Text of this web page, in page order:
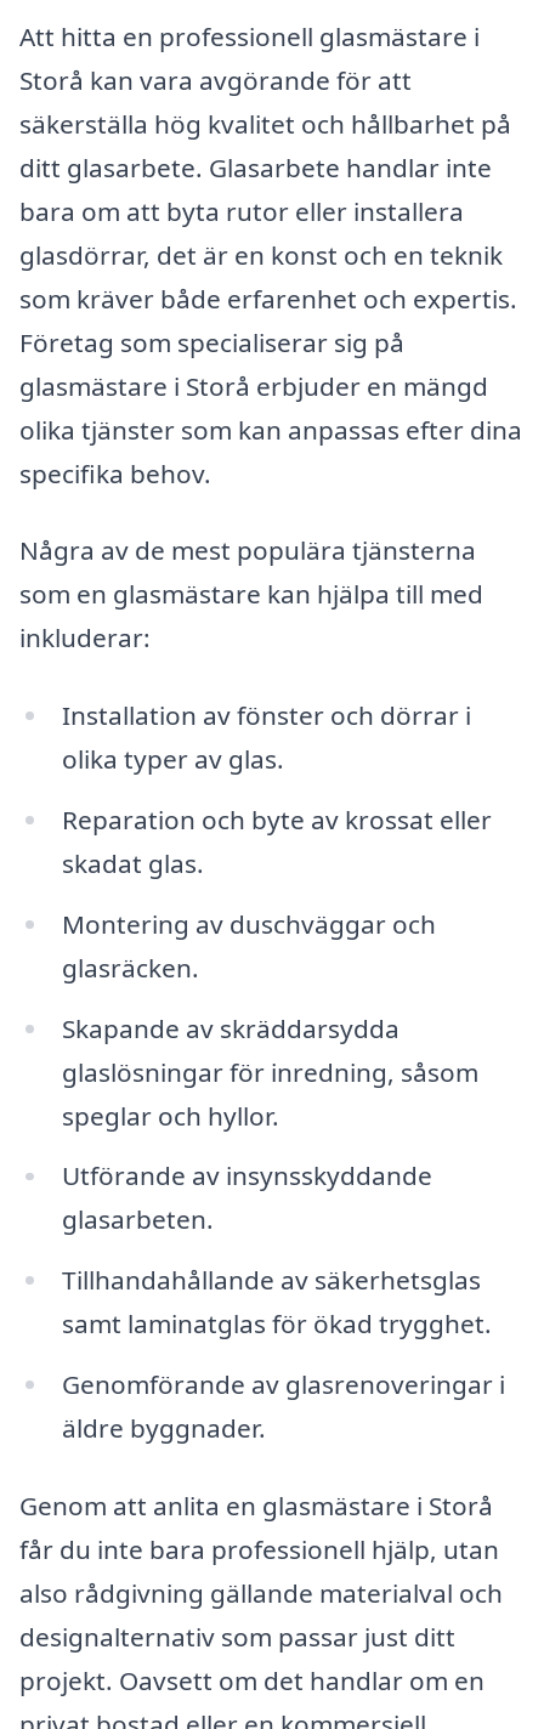
Att hitta en professionell glasmästare i
Storå kan vara avgörande för att
säkerställa hög kvalitet och hållbarhet på
ditt glasarbete. Glasarbete handlar inte
bara om att byta rutor eller installera
glasdörrar, det är en konst och en teknik
som kräver både erfarenhet och expertis.
Företag som specialiserar sig på
glasmästare i Storå erbjuder en mängd
olika tjänster som kan anpassas efter dina
specifika behov.
Några av de mest populära tjänsterna
som en glasmästare kan hjälpa till med
inkluderar:
Installation av fönster och dörrar i
olika typer av glas.
Reparation och byte av krossat eller
skadat glas.
Montering av duschväggar och
glasräcken.
Skapande av skräddarsydda
glaslösningar för inredning, såsom
speglar och hyllor.
Utförande av insynsskyddande
glasarbeten.
Tillhandahållande av säkerhetsglas
samt laminatglas för ökad trygghet.
Genomförande av glasrenoveringar i
äldre byggnader.
Genom att anlita en glasmästare i Storå
får du inte bara professionell hjälp, utan
also rådgivning gällande materialval och
designalternativ som passar just ditt
projekt. Oavsett om det handlar om en